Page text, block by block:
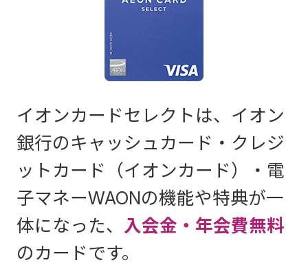
イオンカードセレクトは、イオン
銀行のキャッシュカード・クレジ
ットカード（イオンカード）・電
子マネーWAONの機能や特典が一
体になった、 入会金・年会費無料
のカードです。